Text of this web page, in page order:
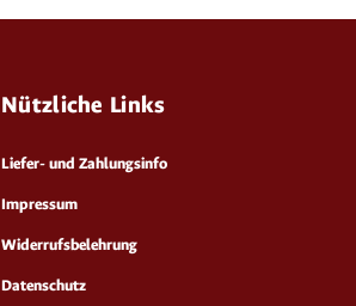
Nützliche Links
Liefer- und Zahlungsinfo
Impressum
Widerrufsbelehrung
Datenschutz